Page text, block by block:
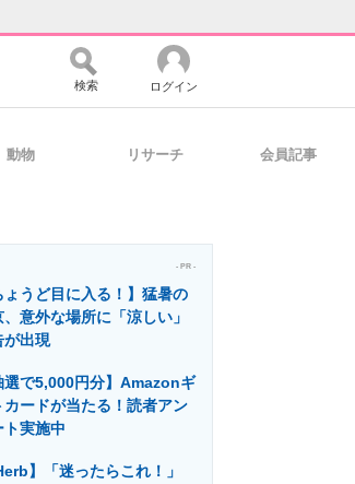
マーケ×ITの今がよく分かる
検索 ログイン
動物 リサーチ 会員記事
- PR -
ょうど目に入る！】猛暑の
、意外な場所に「涼しい」
が出現
選で5,000円分】Amazonギ
カードが当たる！読者アン
ト実施中
】「迷ったらこれ！」